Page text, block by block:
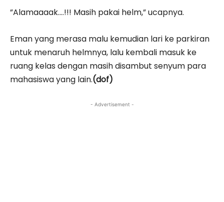
”Alamaaaak….!!! Masih pakai helm,” ucapnya.
Eman yang merasa malu kemudian lari ke parkiran
untuk menaruh helmnya, lalu kembali masuk ke
ruang kelas dengan masih disambut senyum para
mahasiswa yang lain.(dof)
- Advertisement -